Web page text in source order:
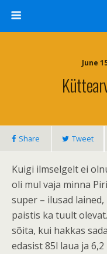
June
Share Tweet
Kuigi ilmselgelt ei
oli mul vaja minna
super – ilusad
paistis ka tuult
sõita, kui hakkas
edasist 85l laua ja